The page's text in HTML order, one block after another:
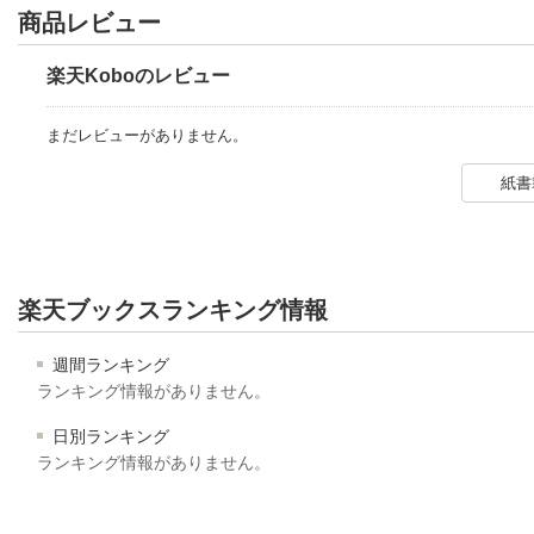
商品レビュー
楽天Koboのレビュー
まだレビューがありません。
紙
楽天ブックスランキング情報
週間ランキング
ランキング情報がありません。
日別ランキング
ランキング情報がありません。